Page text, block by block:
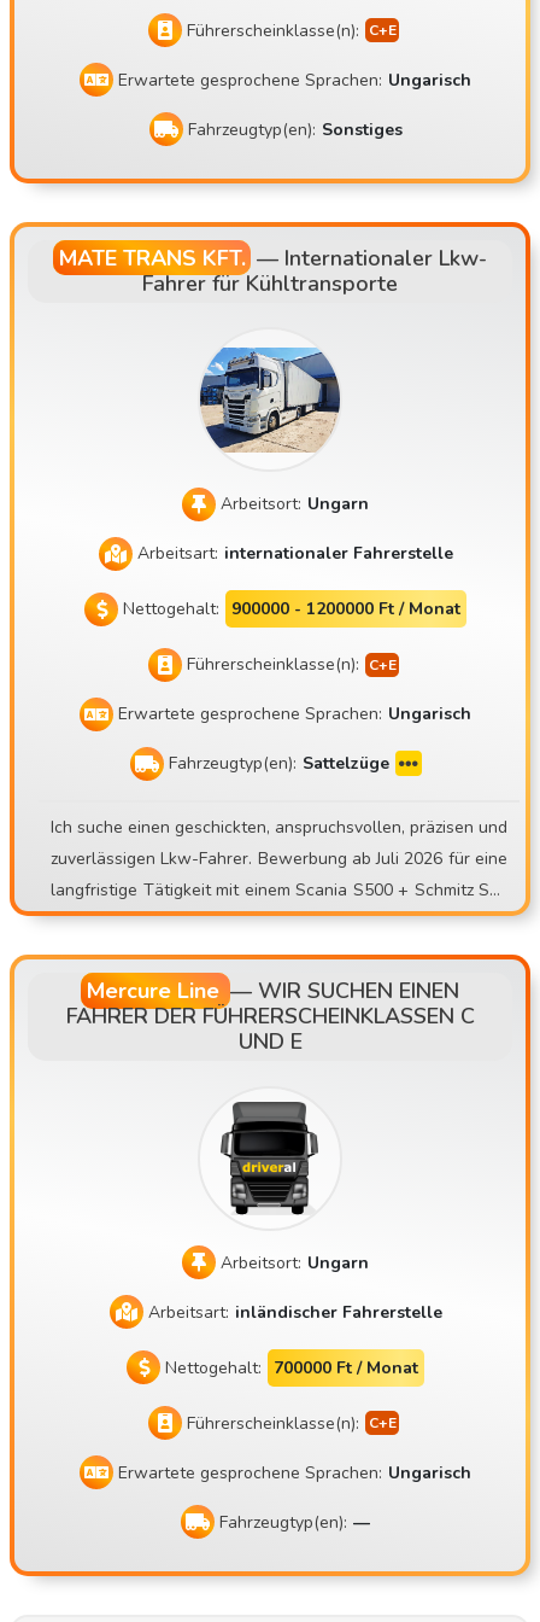
Führerscheinklasse(n):
Erwartete gesprochene Sprachen: Ungarisch
Fahrzeugtyp(en): Sonstiges
MATE TRANS KFT. — Internationaler Lkw-
Fahrer für Kühltransporte
Arbeitsort: Ungarn
Arbeitsart: internationaler Fahrerstelle
Nettogehalt: 900000 - 1200000 Ft / Monat
Führerscheinklasse(n):
Erwartete gesprochene Sprachen: Ungarisch
Fahrzeugtyp(en): Sattelzüge
Ich suche einen geschickten, anspruchsvollen, präzisen und
zuverlässigen Lkw-Fahrer. Bewerbung ab Juli 2026 für eine
langfristige Tätigkeit mit einem Scania S500 + Schmitz Sko
24-Kühlauflieger. Mate Trans Kft. https://matetrans.webnod
e.hu/ Unser Motto lautet: „Profi oder gar nichts!“ Aufgrund
einer FLOTTENERWEITERUNG ist eine Stelle als Lkw-Fahr
er zu besetzen! Ich freue mich auf Bewerbungen von erfahr
enen Fahrern für internationale Einsätze mit Kühlfahrzeuge
nser Unternehmen, die Mate Trans Kft., ist 2018 auf den M
arkt gekommen. Mit mehreren Sattelzügen mit Kühlanlage f
ühren wir Transporte für unsere Auftraggeber nach Weste
uropa durch. Unser Standort ist Balotaszállás. Parkplätze b
ich für uns entscheiden? Das monatliche Nettogehalt beträ
gt 900.000 bis 1.200.000 Ft, abhängig von den im jeweilige
n Monat geleisteten Arbeitstagen und den unterwegs verb
rachten Wochenenden Grundgehalt brutto 373.200 Ft (nett
edes zweite Wochenende oder am Ende der dritten Arbeits
woche zu Hause nach Absprache Auch während der Ruhe
zeit muss der Anhänger nicht entladen werden Wir schätz
en unsere Fahrer, genauso wie sie den Zug schätzen Verbr
ende Wir sind ein kleines, familiäres Unternehmen Wir sind
Mercure Line — WIR SUCHEN EINEN
FAHRER DER FÜHRERSCHEINKLASSEN C
UND E
Arbeitsort: Ungarn
Arbeitsart: inländischer Fahrerstelle
Nettogehalt: 700000 Ft / Monat
Führerscheinklasse(n):
Erwartete gesprochene Sprachen: Ungarisch
Fahrzeugtyp(en): —